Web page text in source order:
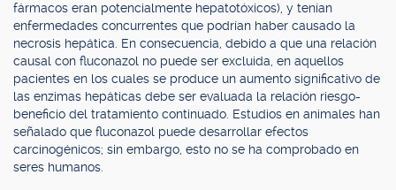
fármacos eran potencialmente hepatotóxicos), y tenían
enfermedades concurrentes que podrían haber causado la
necrosis hepática. En consecuencia, debido a que una relación
causal con fluconazol no puede ser excluida, en aquellos
pacientes en los cuales se produce un aumento significativo de
las enzimas hepáticas debe ser evaluada la relación riesgo-
beneficio del tratamiento continuado. Estudios en animales han
señalado que fluconazol puede desarrollar efectos
carcinogénicos; sin embargo, esto no se ha comprobado en
seres humanos.